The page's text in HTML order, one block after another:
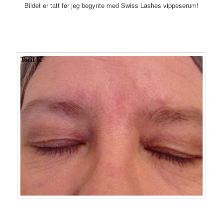
Bildet er tatt før jeg begynte med Swiss Lashes vippeserum!